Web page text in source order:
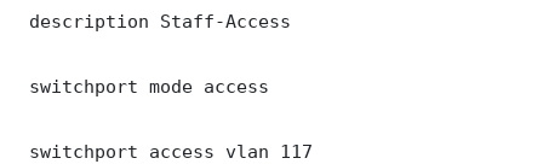
description Staff-Access
switchport mode access
switchport access vlan 117